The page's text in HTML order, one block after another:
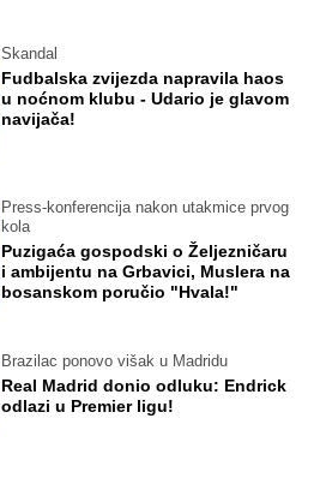
Skandal
Fudbalska zvijezda napravila haos
u noćnom klubu - Udario je glavom
navijača!
Press-konferencija nakon utakmice prvog
kola
Puzigaća gospodski o Željezničaru
i ambijentu na Grbavici, Muslera na
bosanskom poručio "Hvala!"
Brazilac ponovo višak u Madridu
Real Madrid donio odluku: Endrick
odlazi u Premier ligu!